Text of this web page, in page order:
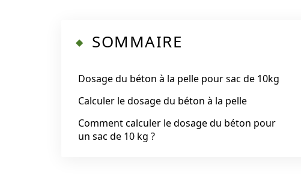
SOMMAIRE
Dosage du béton à la pelle pour sac de 10kg
Calculer le dosage du béton à la pelle
Comment calculer le dosage du béton pour
un sac de 10 kg ?